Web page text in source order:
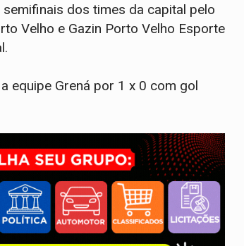
dos times da capital pelo
Velho e Gazin Porto Velho Esporte
equipe Grená por 1 x 0 com gol